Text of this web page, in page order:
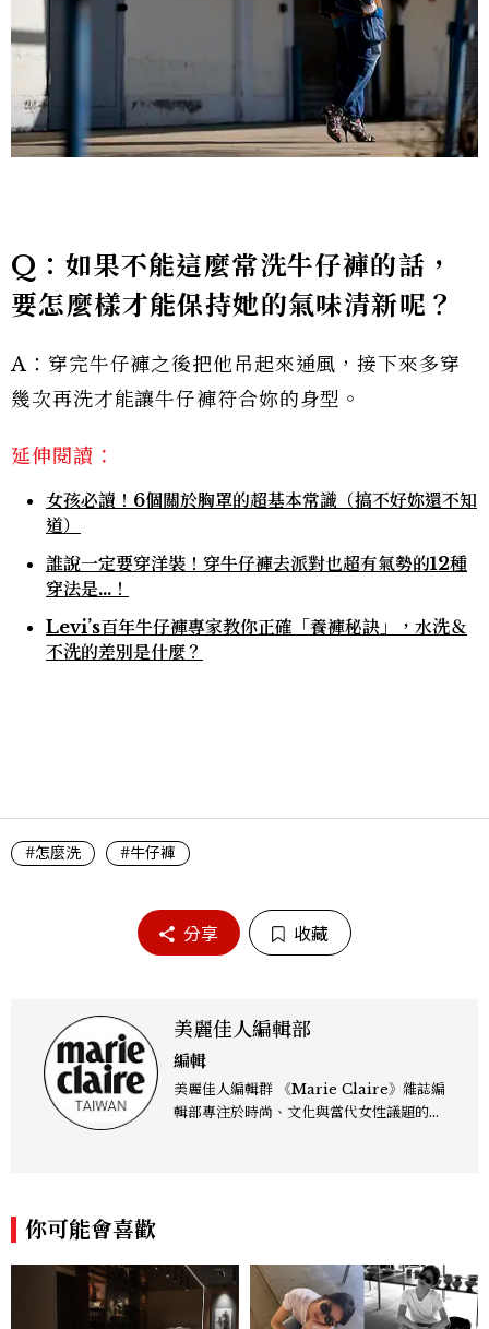
Q：如果不能這麼常洗牛仔褲的話，
要怎麼樣才能保持她的氣味清新呢？
A：穿完牛仔褲之後把他吊起來通風，接下來多穿
幾次再洗才能讓牛仔褲符合妳的身型。
延伸閱讀：
女孩必讀！6個關於胸罩的超基本常識（搞不好妳還不知
道）
誰說一定要穿洋裝！穿牛仔褲去派對也超有氣勢的12種
穿法是…！
Levi’s百年牛仔褲專家教你正確「養褲秘訣」，水洗＆
不洗的差別是什麼？
#怎麼洗 #牛仔褲
分享 收藏
美麗佳人編輯部
編輯
美麗佳人編輯群 《Marie Claire》雜誌編
輯部專注於時尚、文化與當代女性議題的深
度的內容。 《Marie Claire》始終以敏銳
視角與編輯直覺，引領讀者探索女性多元面
貌與生活品味風格的無限可能。
你可能會喜歡